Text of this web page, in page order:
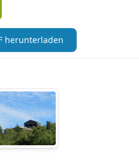
herunterladen